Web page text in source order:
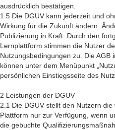
ausdrücklich bestätigen.
1.5 Die DGUV kann jederzeit und
Wirkung für die Zukunft ändern.
Publizierung in Kraft. Durch den
Lernplattform stimmen die Nutzer
Nutzungsbedingungen zu. Die AGB
können unter dem Menüpunkt
persönlichen Einstiegsseite des
2 Leistungen der DGUV
2.1 Die DGUV stellt den Nutzern
Plattform nur zur Verfügung, wenn
die gebuchte